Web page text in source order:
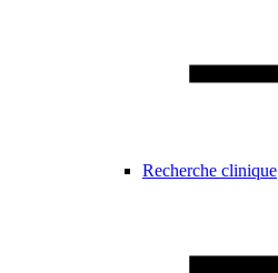
Recherche clinique